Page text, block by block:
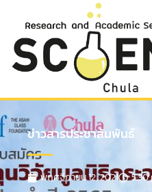
ข่าวสารประชาสัมพันธ์
พฤศจิกายน 12, 2021 5:30